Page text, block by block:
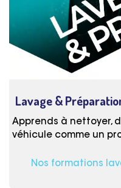
Lavage &
Apprends à nettoyer,
véhicule comme un
Nos formations